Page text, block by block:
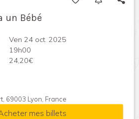
un Bébé
Ven 24 oct. 2025
19h00
24,20€
69003 Lyon, France
mes billets